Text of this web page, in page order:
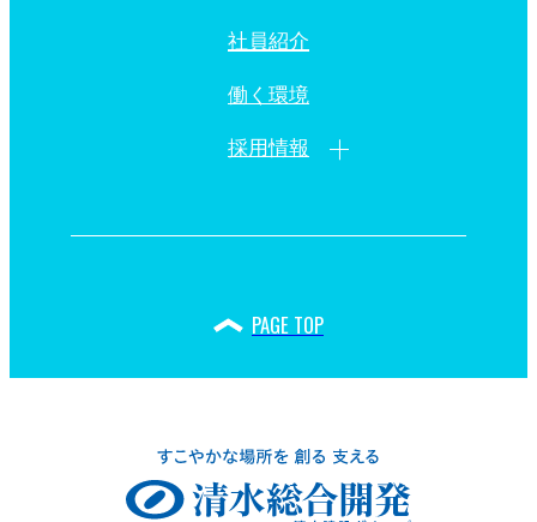
社員紹介
働く環境
採用情報
PAGE TOP